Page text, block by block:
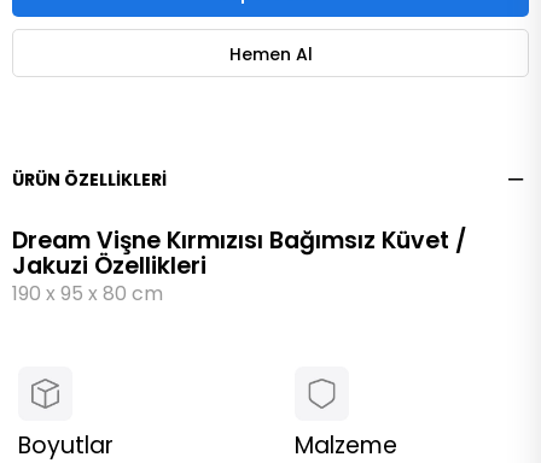
ÜRÜN ÖZELLIKLERI
Dream Vişne Kırmızısı Bağımsız Küvet /
Jakuzi Özellikleri
190 x 95 x 80 cm
Boyutlar Malzeme